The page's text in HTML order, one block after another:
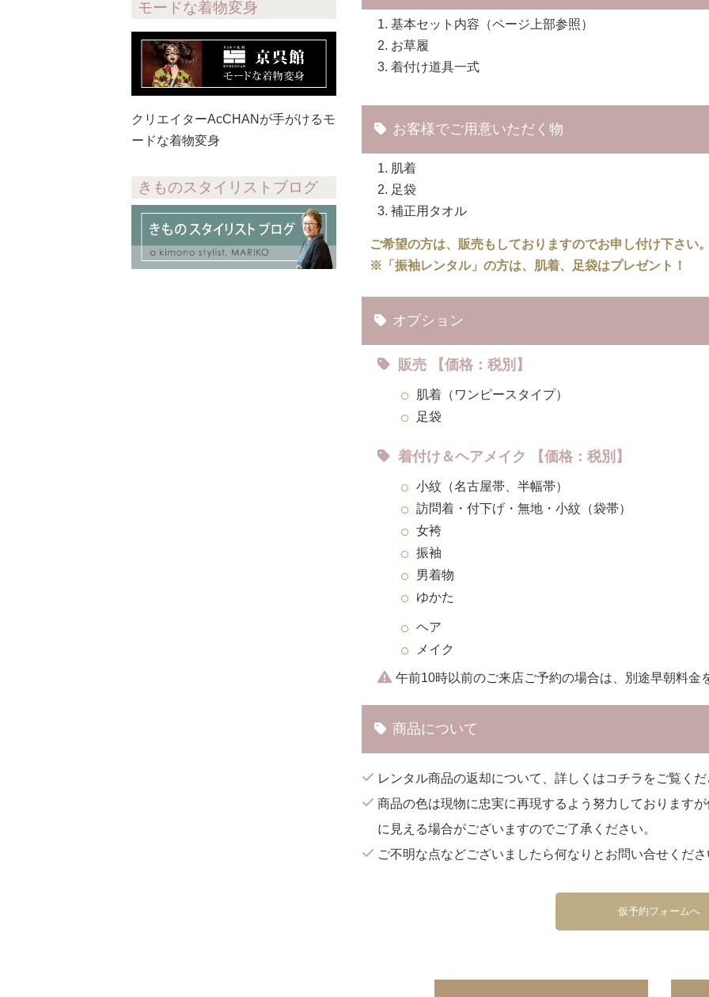
基本セット内容（ページ上部参照）
お草履
着付け道具一式
お客様でご用意いただく物
肌着
足袋
補正用タオル
ご希望の方は、販売もしておりますのでお申し付け下さい
※「振袖レンタル」の方は、肌着、足袋はプレゼント！
オプション
販売 【価格：税別】
肌着（ワンピースタイプ）
足袋
着付け＆ヘアメイク 【価格：税別】
小紋（名古屋帯、半幅帯）
訪問着・付下げ・無地・小紋（袋帯）
女袴
振袖
男着物
ゆかた
ヘア
メイク
午前10時以前のご来店ご予約の場合は、別途早朝料金
商品について
レンタル商品の返却について、詳しくはコチラ をご覧く
商品の色は現物に忠実に再現するよう努力しております
に見える場合がございますのでご了承ください。
ご不明な点などございましたら何なりとお問い合せくだ
仮予約フォームへ
モードな着物変身
クリエイターAcCHANが手がけるモ
ードな着物変身
きものスタイリストブログ